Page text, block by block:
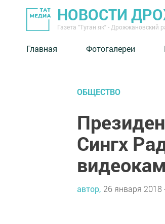
НОВОСТИ
Газета "Туган як" - Дрожжановский
Главная Фотогалереи
ОБЩЕСТВО
Сингх
автор, 26 января 2018